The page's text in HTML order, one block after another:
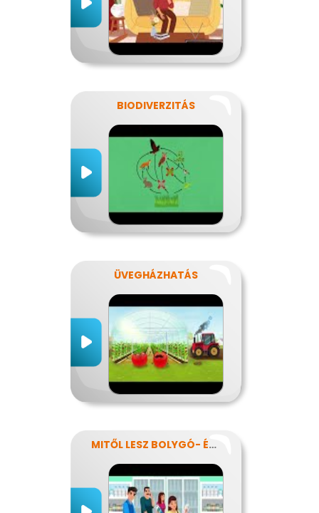
BIODIVERZITÁS
ÜVEGHÁZHATÁS
MITŐL LESZ BOLYGÓ- ÉS EGÉSZSÉGTUDATOS IS AZ ÉTRENDEM?